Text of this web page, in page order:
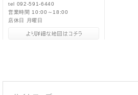
tel 092-591-6440
営業時間 10:00～18:00
店休日 月曜日